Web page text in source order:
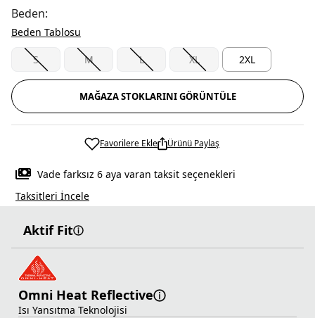
Beden:
Beden Tablosu
S M L XL 2XL
MAĞAZA STOKLARINI GÖRÜNTÜLE
Favorilere Ekle Ürünü Paylaş
Vade farksız 6 aya varan taksit seçenekleri
Taksitleri İncele
Aktif Fit
Omni Heat Reflective
Isı Yansıtma Teknolojisi